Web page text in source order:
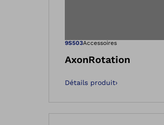
Ouvre
9S503Accessoires
AxonRotation
Détails produit›